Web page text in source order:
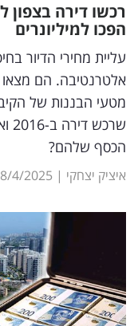
דיגיטל
וטק
שיווק
ופרסום
משפט
מדדים
ומחקרים
רכילות
עסקית
הפכו למיליונרים
עליית מחירי הדיור
אלטרנטיבה. הם
מטעי הבננות של
הכסף שלהם?
איציק יצחקי |
4/2025